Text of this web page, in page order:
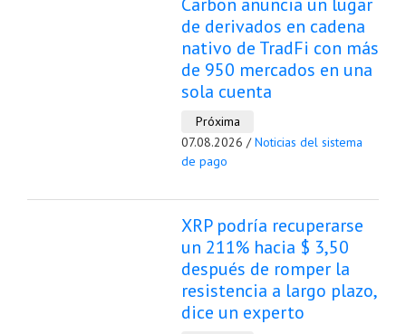
de derivados en cadena
nativo de TradFi con más
de 950 mercados en una
sola cuenta
Próxima
07.08.2026 /Noticias del sistema
de pago
XRP podría recuperarse
un 211% hacia $ 3,50
después de romper la
resistencia a largo plazo,
dice un experto